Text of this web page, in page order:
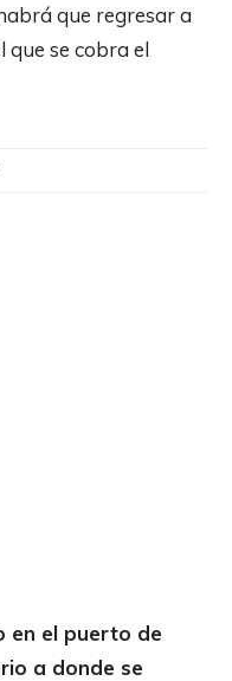
que regresar a
que se cobra el
en el puerto de
a donde se